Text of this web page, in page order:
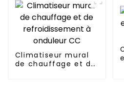
Climatiseur mural
de chauffage et de